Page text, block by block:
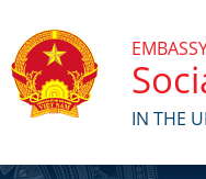
IN THE